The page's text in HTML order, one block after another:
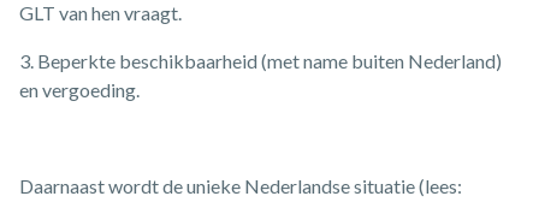
GLT van hen vraagt.
3. Beperkte beschikbaarheid (met name buiten Nederland)
en vergoeding.
Daarnaast wordt de unieke Nederlandse situatie (lees: